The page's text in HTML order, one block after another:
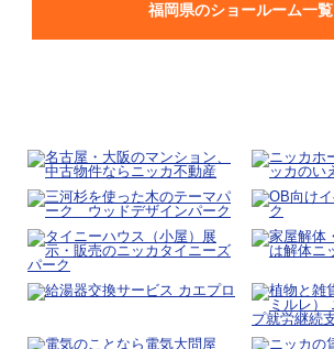
福岡県のショールーム一覧